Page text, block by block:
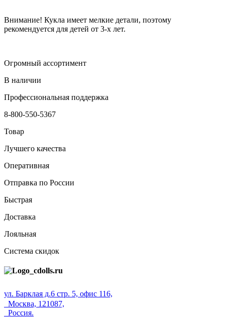
Внимание! Кукла имеет мелкие детали, поэтому
рекомендуется для детей от 3-х лет.
Огромный ассортимент
В наличии
Профессиональная поддержка
8-800-550-5367
Товар
Лучшего качества
Оперативная
Отправка по России
Быстрая
Доставка
Лояльная
Система скидок
ул. Барклая д.6 стр. 5, офис 116,
Москва, 121087,
Россия.